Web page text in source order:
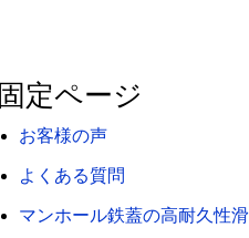
固定ページ
お客様の声
よくある質問
マンホール鉄蓋の高耐久性